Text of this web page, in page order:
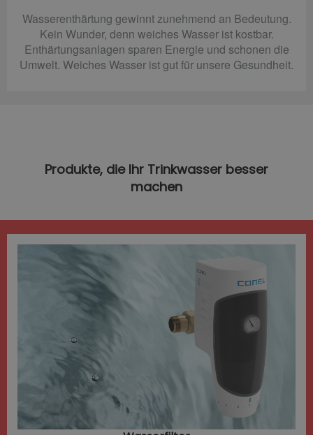
Wasserenthärtung gewinnt zunehmend an Bedeutung.
Kein Wunder, denn weiches Wasser ist kostbar.
Enthärtungsanlagen sparen Energie und schonen die
Umwelt. Weiches Wasser ist gut für unsere Gesundheit.
Produkte, die Ihr Trinkwasser besser
machen